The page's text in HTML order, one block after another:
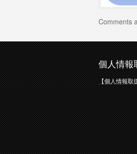
Comments
個人情報
【個人情報取